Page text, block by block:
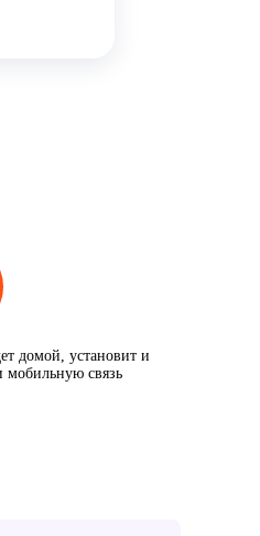
домой, установит и
мобильную связь